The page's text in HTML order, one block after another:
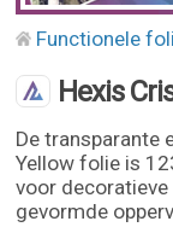
Functionele
Hexis
De transparante
Yellow folie is
voor
gevormde